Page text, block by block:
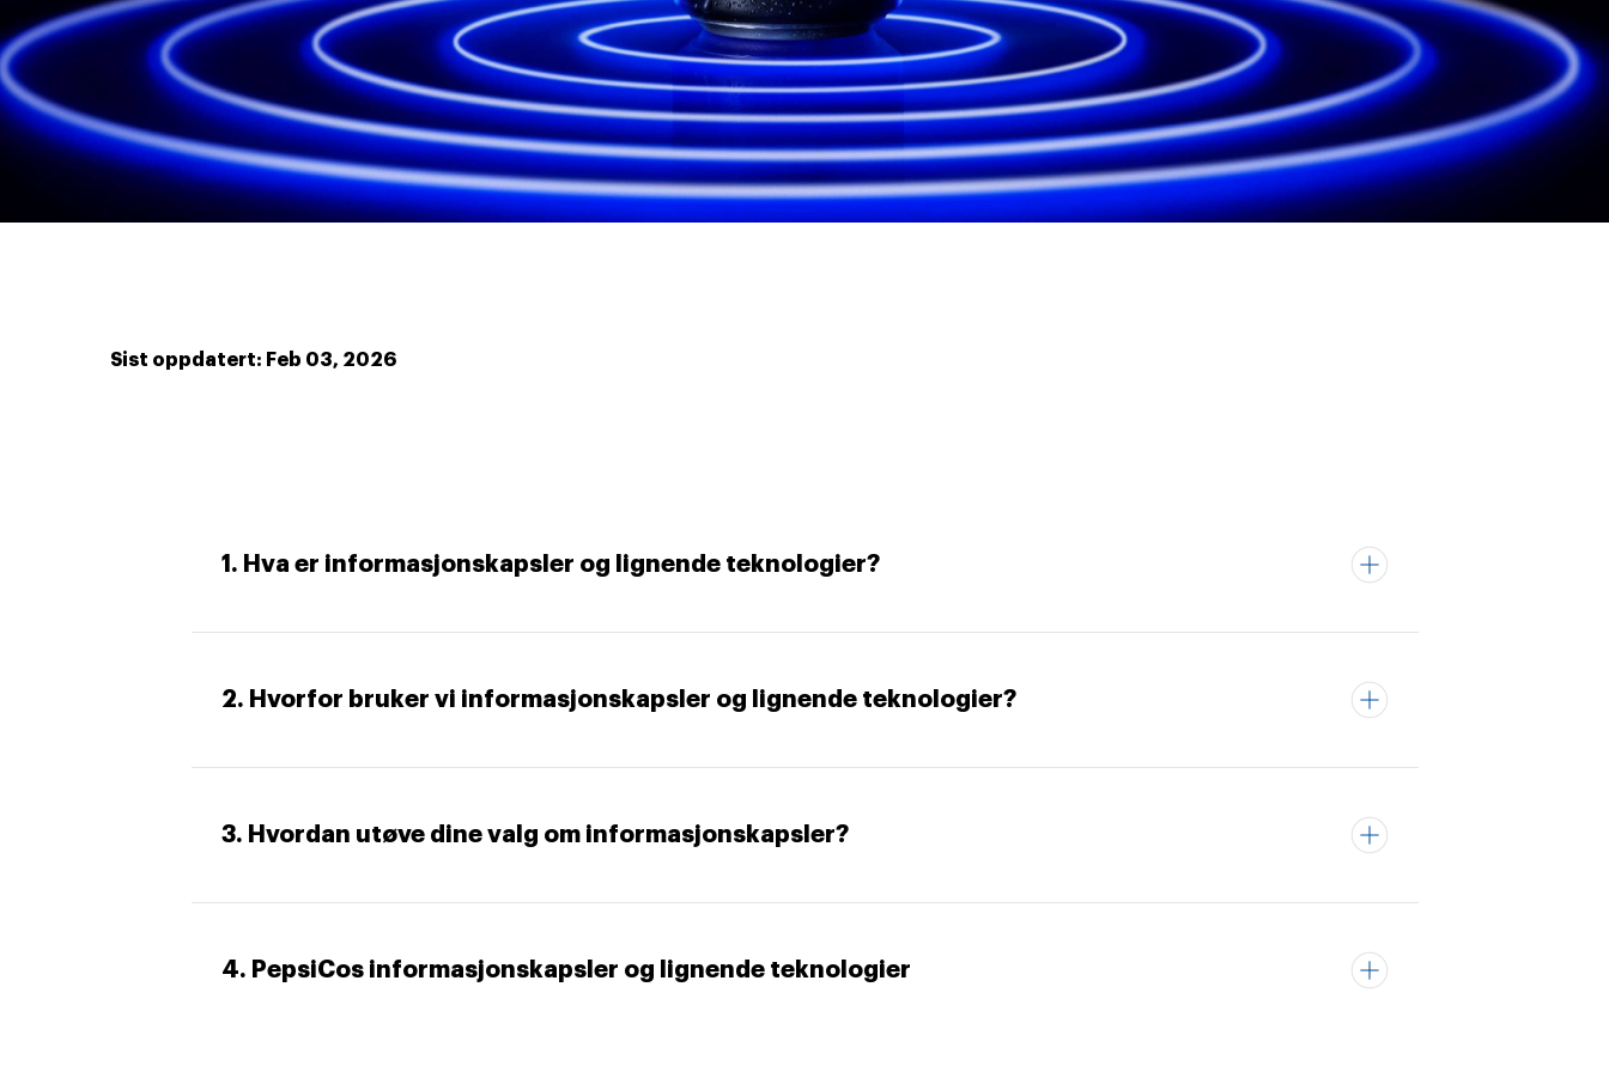
Sist oppdatert: Feb 03, 2026
1. Hva er informasjonskapsler og lignende teknologier?
2. Hvorfor bruker vi informasjonskapsler og lignende teknologier?
3. Hvordan utøve dine valg om informasjonskapsler?
4. PepsiCos informasjonskapsler og lignende teknologier